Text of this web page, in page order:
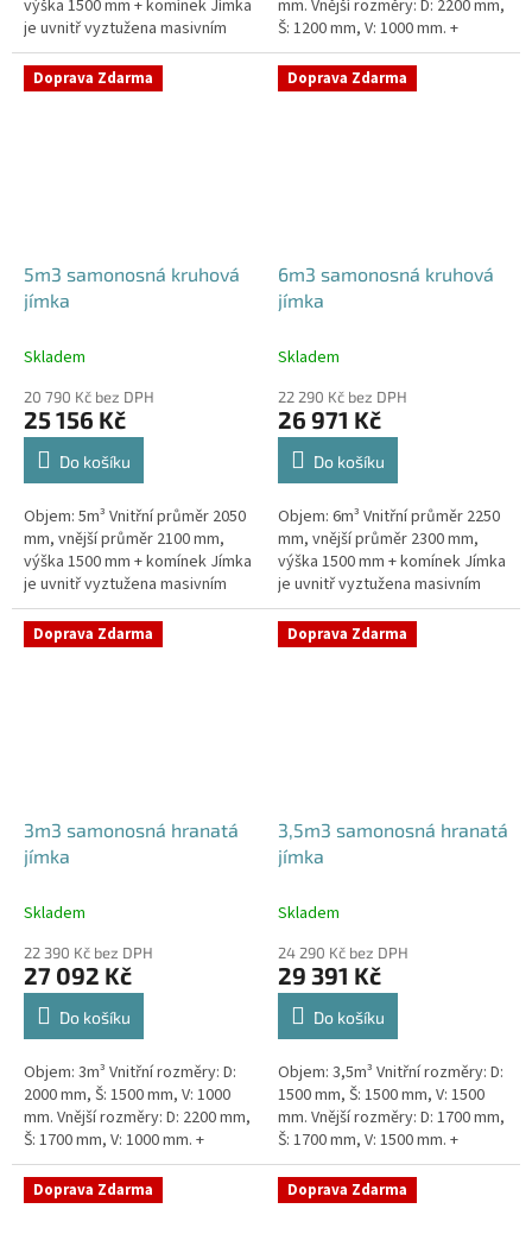
výška 1500 mm + komínek Jímka
je uvnitř vyztužena masivním
žebrováním pro garanci její
samonosnosti.Kvalitní, pevná...
mm. Vnější rozměry: D: 2200 mm,
Š: 1200 mm, V: 1000 mm. +
komínek Kvalitní, pevná jímka
bez potřeby obetonování....
Doprava Zdarma
5m3 samonosná kruhová
jímka
Skladem
20 790 Kč bez DPH
25 156 Kč
Do košíku
Objem: 5m³ Vnitřní průměr 2050
mm, vnější průměr 2100 mm,
výška 1500 mm + komínek Jímka
je uvnitř vyztužena masivním
žebrováním pro garanci její
samonosnosti.Kvalitní, pevná...
Doprava Zdarma
6m3 samonosná kruhová
jímka
Skladem
22 290 Kč bez DPH
26 971 Kč
Do košíku
Objem: 6m³ Vnitřní průměr 2250
mm, vnější průměr 2300 mm,
výška 1500 mm + komínek Jímka
je uvnitř vyztužena masivním
žebrováním pro garanci její
samonosnosti.Kvalitní, pevná...
Doprava Zdarma
3m3 samonosná hranatá
jímka
Skladem
22 390 Kč bez DPH
27 092 Kč
Do košíku
Objem: 3m³ Vnitřní rozměry: D:
2000 mm, Š: 1500 mm, V: 1000
mm. Vnější rozměry: D: 2200 mm,
Š: 1700 mm, V: 1000 mm. +
komínek Kvalitní, pevná jímka
bez potřeby obetonování....
Doprava Zdarma
3,5m3 samonosná hranatá
jímka
Skladem
24 290 Kč bez DPH
29 391 Kč
Do košíku
Objem: 3,5m³ Vnitřní rozměry: D:
1500 mm, Š: 1500 mm, V: 1500
mm. Vnější rozměry: D: 1700 mm,
Š: 1700 mm, V: 1500 mm. +
komínek Kvalitní, pevná jímka
bez potřeby...
Doprava Zdarma Doprava Zdarma